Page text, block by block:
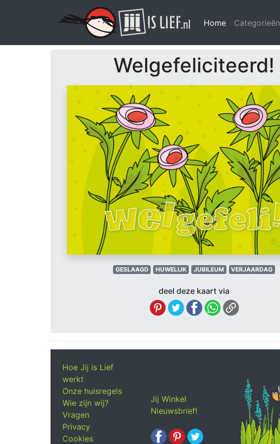
Home (huidige)
Categorieën
Welgefeliciteerd!
GESLAAGD HUWELIJK JUBILEUM VERJAARDAG
deel deze kaart via
Hoe Jij is Lief
werkt
Onze huisregels
Wie zijn wij?
Vragen
Privacy
Cookies
Jij Winkel
Nieuwsbrief!